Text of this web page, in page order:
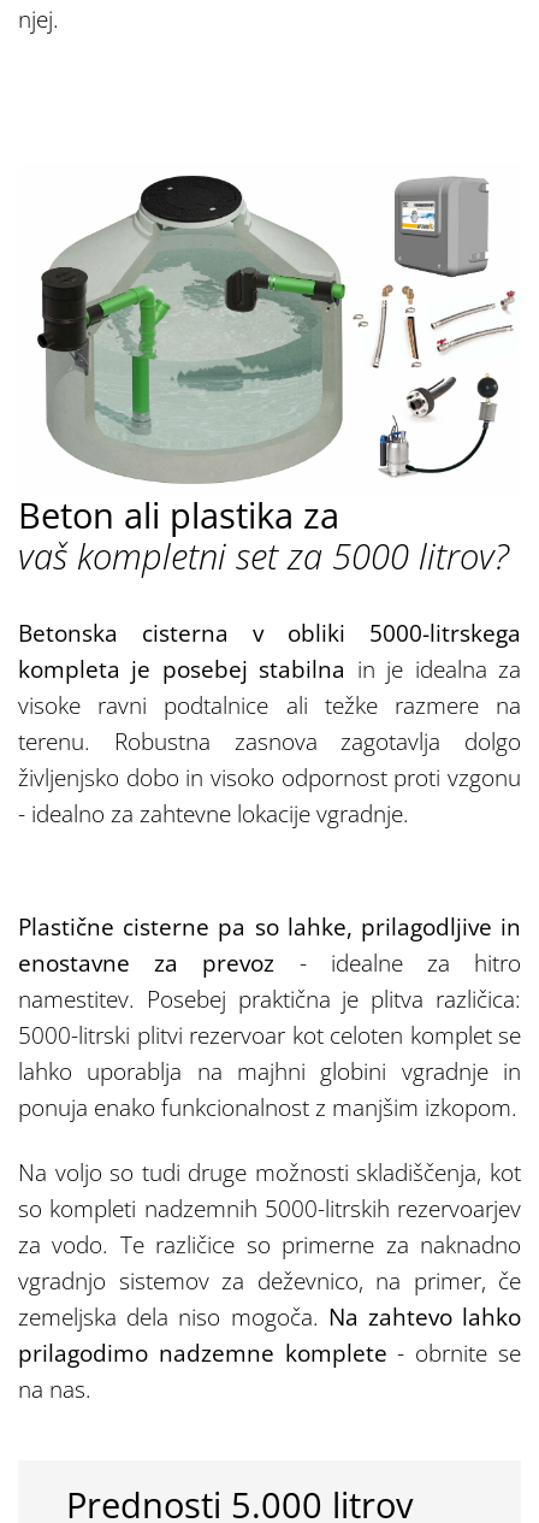
njej.
Beton ali plastika za
vaš kompletni set za 5000 litrov?
Betonska cisterna v obliki 5000-litrskega
kompleta je posebej stabilna in je idealna za
visoke ravni podtalnice ali težke razmere na
terenu. Robustna zasnova zagotavlja dolgo
življenjsko dobo in visoko odpornost proti vzgonu
- idealno za zahtevne lokacije vgradnje.
Plastične cisterne pa so lahke, prilagodljive in
enostavne za prevoz - idealne za hitro
namestitev. Posebej praktična je plitva različica:
5000-litrski plitvi rezervoar kot celoten komplet se
lahko uporablja na majhni globini vgradnje in
ponuja enako funkcionalnost z manjšim izkopom.
Na voljo so tudi druge možnosti skladiščenja, kot
so kompleti nadzemnih 5000-litrskih rezervoarjev
za vodo. Te različice so primerne za naknadno
vgradnjo sistemov za deževnico, na primer, če
zemeljska dela niso mogoča. Na zahtevo lahko
prilagodimo nadzemne komplete - obrnite se
na nas.
Prednosti 5.000 litrov